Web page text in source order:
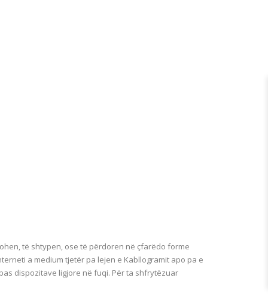
të shtypen, ose të përdoren në çfarëdo forme
a medium tjetër pa lejen e Kabllogramit apo pa e
dispozitave ligjore në fuqi. Për ta shfrytëzuar